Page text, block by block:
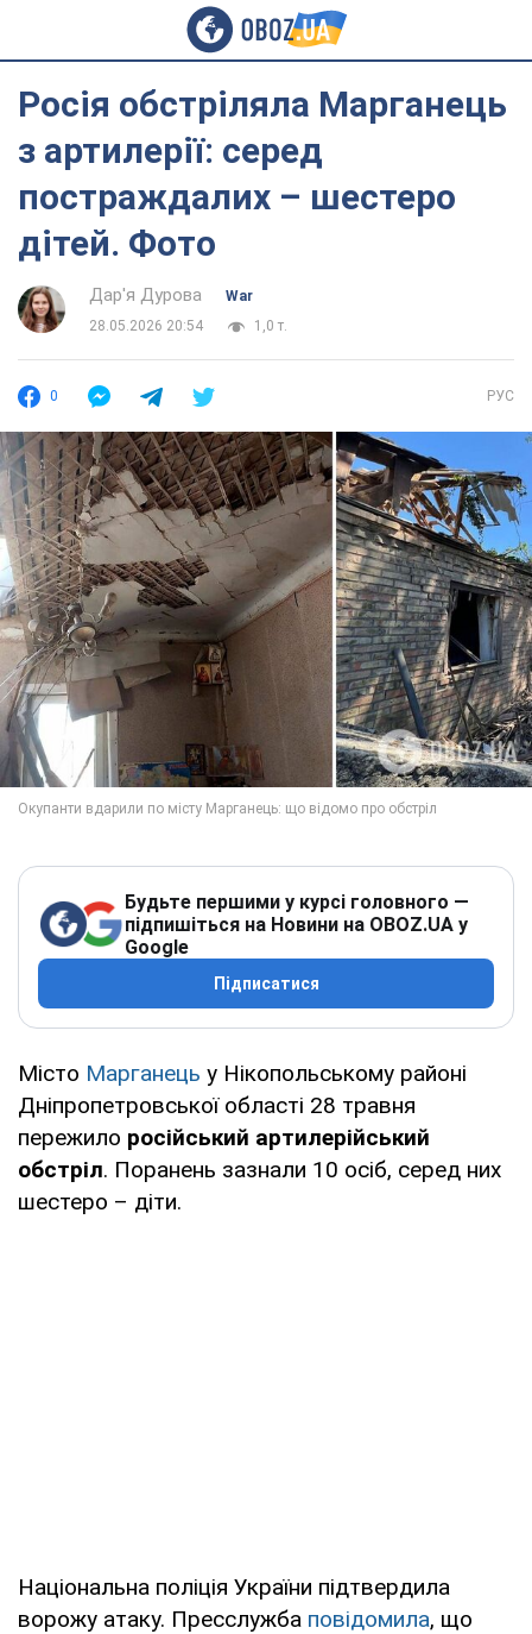
Росія обстріляла Марганець
з артилерії: серед
постраждалих – шестеро
дітей. Фото
Дар'я Дурова
War
28.05.2026 20:54
1,0 т.
0 РУС
Будьте першими у курсі головного —
підпишіться на Новини на OBOZ.UA у
Google
Підписатися
Місто Марганець у Нікопольському районі
Дніпропетровської області 28 травня
пережило російський артилерійський
обстріл. Поранень зазнали 10 осіб, серед них
шестеро – діти.
Національна поліція України підтвердила
ворожу атаку. Пресслужба повідомила, що